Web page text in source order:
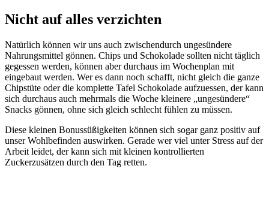
Nicht auf alles verzichten
Natürlich können wir uns auch zwischendurch ungesündere
Nahrungsmittel gönnen. Chips und Schokolade sollten nicht täglich
gegessen werden, können aber durchaus im Wochenplan mit
eingebaut werden. Wer es dann noch schafft, nicht gleich die ganze
Chipstüte oder die komplette Tafel Schokolade aufzuessen, der kann
sich durchaus auch mehrmals die Woche kleinere „ungesündere“
Snacks gönnen, ohne sich gleich schlecht fühlen zu müssen.
Diese kleinen Bonussüßigkeiten können sich sogar ganz positiv auf
unser Wohlbefinden auswirken. Gerade wer viel unter Stress auf der
Arbeit leidet, der kann sich mit kleinen kontrollierten
Zuckerzusätzen durch den Tag retten.